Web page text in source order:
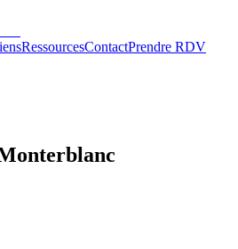
RessourcesContactPrendre RDV